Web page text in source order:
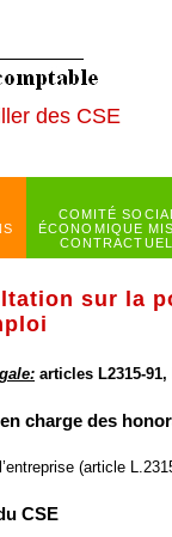
des CSE
COMITÉ
ÉCONOMIQUE
sur la
articles L2315-91,
charge des
(article
CSE